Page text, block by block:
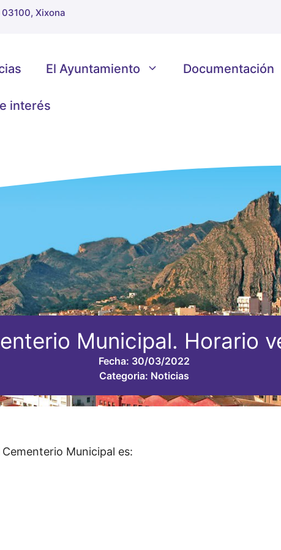
Xixona
El Ayuntamiento Documentación
interés
Municipal. Horario
Fecha: 30/03/2022
Categoria: Noticias
Municipal es: